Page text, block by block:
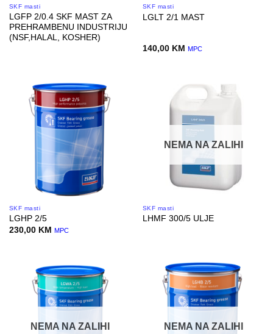
SKF masti
LGFP 2/0.4 SKF MAST ZA
PREHRAMBENU INDUSTRIJU
(NSF,HALAL, KOSHER)
SKF masti
LGLT 2/1 MAST
140,00 KM MPC
SKF masti
LGHP 2/5
230,00 KM MPC
NEMA NA ZALIHI
SKF masti
LHMF 300/5 ULJE
NEMA NA ZALIHI NEMA NA ZALIHI